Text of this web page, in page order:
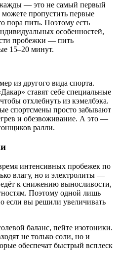
— это не самый первый
пропустить первые
пора пить. Поэтому есть
особенностей,
пробежки — пить
15–20 минут.
из другого вида спорта.
ставят себе специальные
отхлебнуть из кэмелбэка.
спортсмены просто забывают
и обезвоживание. А это —
ралли.
интенсивных пробежек по
влагу, но и электролиты —
к снижению выносливости,
Поэтому одной лишь
если вы решили увеличивать
баланс, пейте изотоники.
не только соли, но и
обеспечат быстрый всплеск